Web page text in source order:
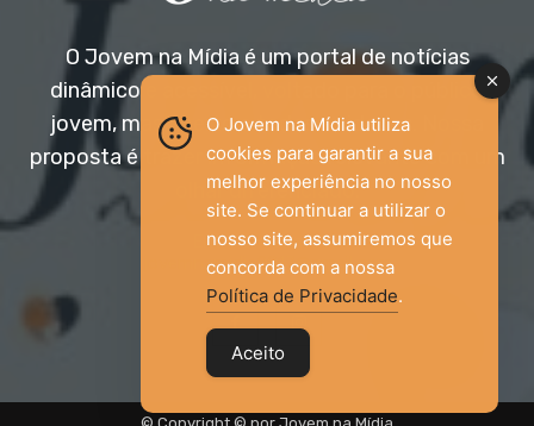
O Jovem na Mídia é um portal de notícias
dinâmico e acessível, voltado para o público
jovem, mas aberto a todas as idades. Nossa
proposta é trazer informação relevante com um
olhar diferenciado.
Entre em contato:
jovemnamidia2017@gmail.com
O Jovem na Mídia utiliza
cookies para garantir a sua
melhor experiência no nosso
site. Se continuar a utilizar o
nosso site, assumiremos que
concorda com a nossa
Política de Privacidade.
Aceito